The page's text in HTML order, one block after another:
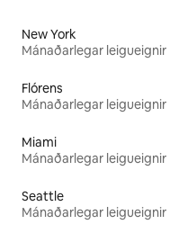
New York
Mánaðarlegar leigueignir
Flórens
Mánaðarlegar leigueignir
Miami
Mánaðarlegar leigueignir
Seattle
Mánaðarlegar leigueignir